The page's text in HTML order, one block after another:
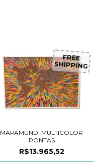
F
R
E
E
S
H
IP
P
IN
G
MAPAMUNDI MULTICOLOR
PONTAS
R$13.965,52